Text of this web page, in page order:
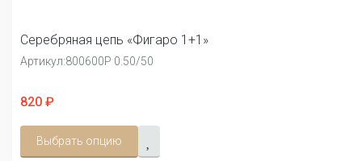
Серебряная цепь «Фигаро 1+1»
Артикул:800600Р 0.50/50
820 ₽
Выбрать опцию